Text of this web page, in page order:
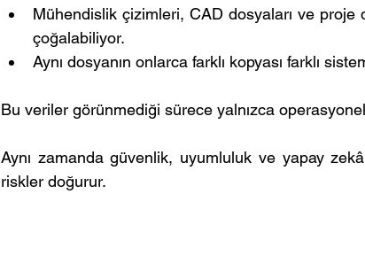
Mühendislik çizimleri, CAD dosyaları ve proje
çoğalabiliyor.
Aynı dosyanın onlarca farklı kopyası farklı
Bu veriler görünmediği sürece yalnızca
Aynı zamanda güvenlik, uyumluluk ve yapay
riskler doğurur.